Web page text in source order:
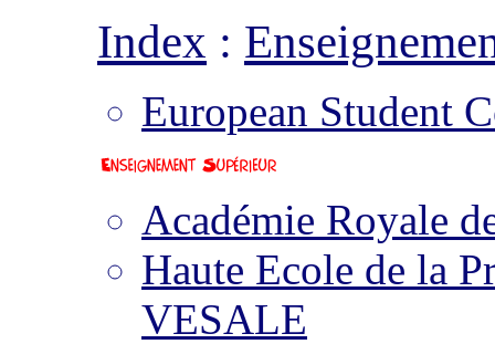
Index :
European Student
Académie Royale
Haute Ecole de la
VESALE